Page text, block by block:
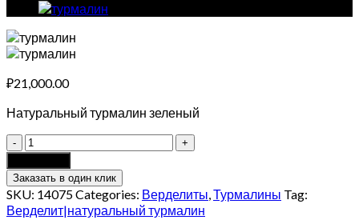
₽21,000.00
Натуральный турмалин зеленый
Натуральный
турмалин
1.40
карат
quantity
Заказать в один клик
SKU: 14075Categories: Верделиты,Турмалины Tag:
Верделит|натуральный турмалин